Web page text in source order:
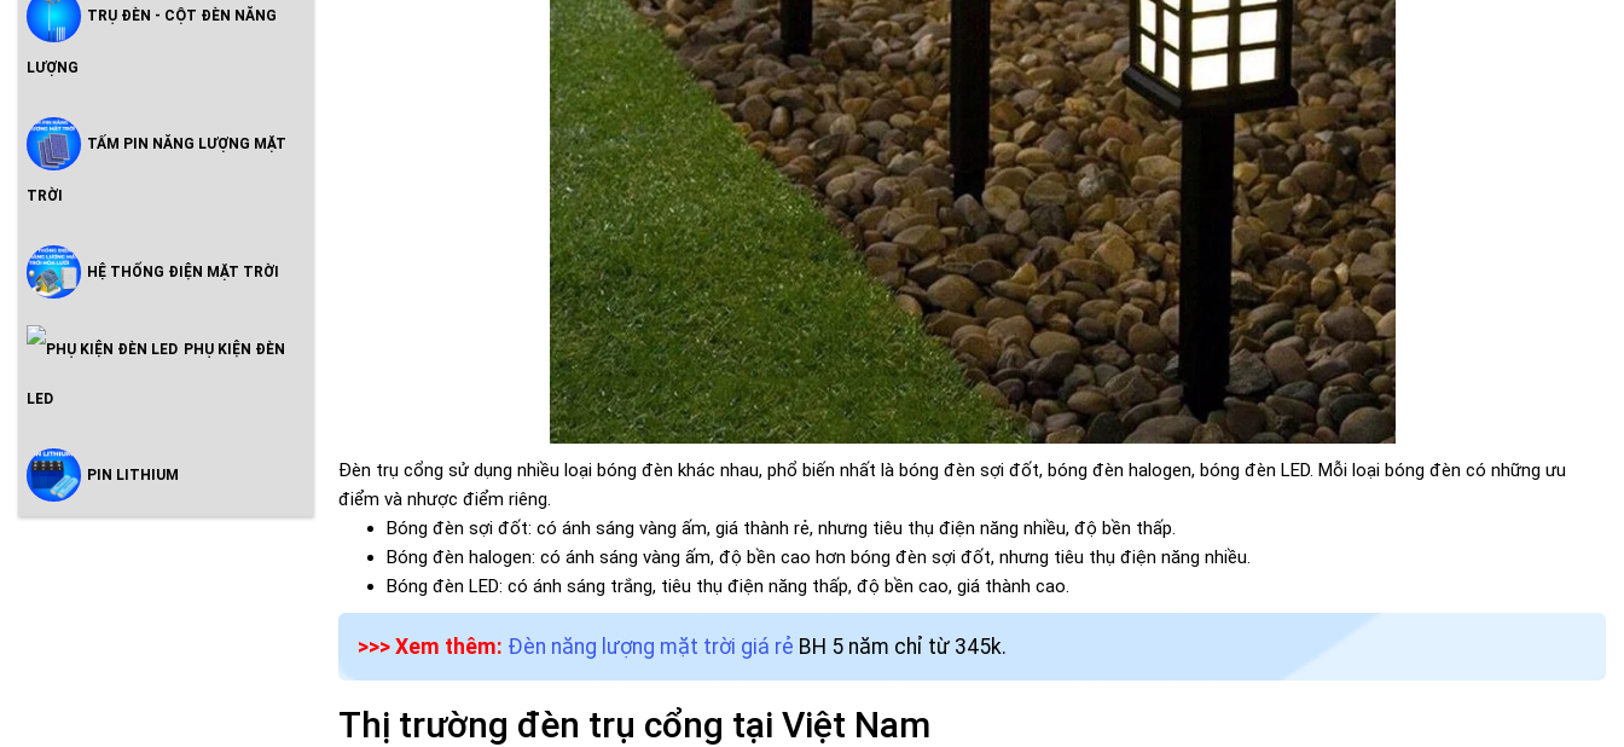
TRỤ ĐÈN - CỘT ĐÈN NĂNG
LƯỢNG
TẤM PIN NĂNG LƯỢNG MẶT
TRỜI
HỆ THỐNG ĐIỆN MẶT TRỜI
Inveter Hòa Lưới Có Lưu Trữ -
PHỤ KIỆN ĐÈN
LED
PIN LITHIUM
Đèn trụ cổng sử dụng nhiều loại bóng đèn khác nhau, phổ biến nhất là bóng đèn sợi đốt, bóng đèn halogen, bóng đèn LED. Mỗi loại bóng đèn có những ưu
điểm và nhược điểm riêng.
Bóng đèn sợi đốt: có ánh sáng vàng ấm, giá thành rẻ, nhưng tiêu thụ điện năng nhiều, độ bền thấp.
Bóng đèn halogen: có ánh sáng vàng ấm, độ bền cao hơn bóng đèn sợi đốt, nhưng tiêu thụ điện năng nhiều.
Bóng đèn LED: có ánh sáng trắng, tiêu thụ điện năng thấp, độ bền cao, giá thành cao.
>>> Xem thêm: Đèn năng lượng mặt trời giá rẻ BH 5 năm chỉ từ 345k.
Thị trường đèn trụ cổng tại Việt Nam